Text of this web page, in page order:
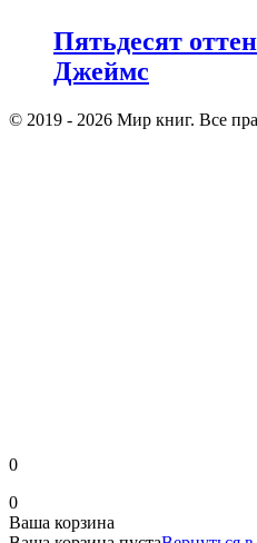
Пятьдесят
Джеймс
© 2019 - 2026 Мир книг. Все
0
0
Ваша корзина